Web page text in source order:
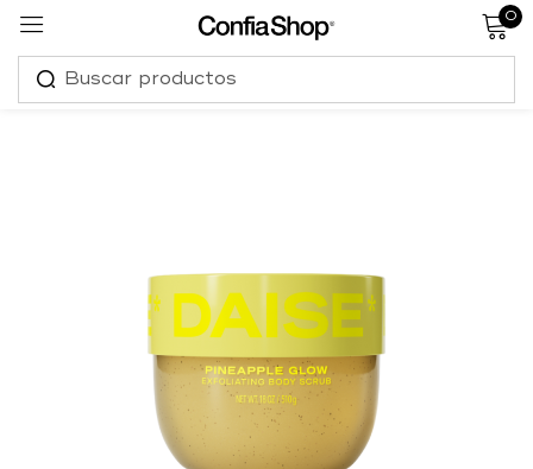
0
Sign in
Remember me Lost password?
Create an account